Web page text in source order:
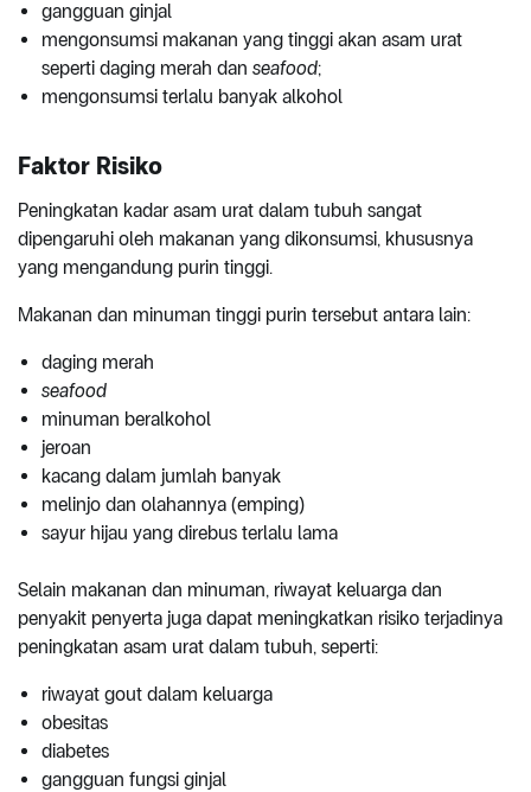
gangguan ginjal
mengonsumsi makanan yang tinggi akan asam urat
seperti daging merah dan seafood;
mengonsumsi terlalu banyak alkohol
Faktor Risiko
Peningkatan kadar asam urat dalam tubuh sangat
dipengaruhi oleh makanan yang dikonsumsi, khususnya
yang mengandung purin tinggi.
Makanan dan minuman tinggi purin tersebut antara lain:
daging merah
seafood
minuman beralkohol
jeroan
kacang dalam jumlah banyak
melinjo dan olahannya (emping)
sayur hijau yang direbus terlalu lama
Selain makanan dan minuman, riwayat keluarga dan
penyakit penyerta juga dapat meningkatkan risiko terjadinya
peningkatan asam urat dalam tubuh, seperti:
riwayat gout dalam keluarga
obesitas
diabetes
gangguan fungsi ginjal